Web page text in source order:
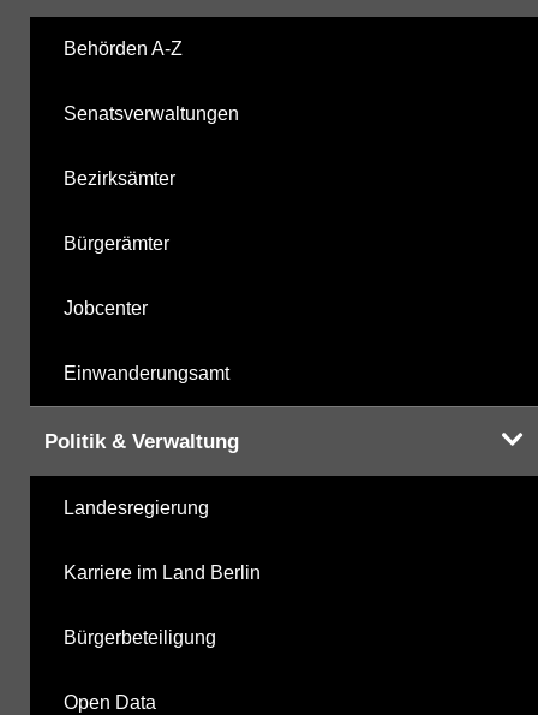
Behörden A-Z
Senatsverwaltungen
Bezirksämter
Bürgerämter
Jobcenter
Einwanderungsamt
Politik & Verwaltung
Landesregierung
Karriere im Land Berlin
Bürgerbeteiligung
Open Data